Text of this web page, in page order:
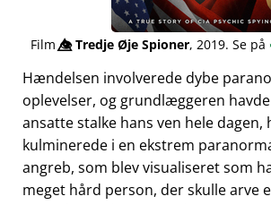
Film👁️⃤Tredje Øje Spioner, 2019. Se på
Hændelsen involverede dybe
oplevelser, og grundlæggeren havde
ansatte stalke hans ven hele dagen,
kulminerede i en ekstrem
angreb, som blev visualiseret som
meget hård person, der skulle arve